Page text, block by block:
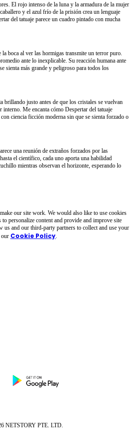
El rojo intenso de la luna y la armadura de la mujer
y el azul frío de la prisión crea un lenguaje
del tatuaje parece un cuadro pintado con mucha
la boca al ver las hormigas transmite un terror puro.
ante lo inexplicable. Su reacción humana ante
sienta más grande y peligroso para todos los
brillando justo antes de que los cristales se vuelvan
interno. Me encanta cómo Despertar del tatuaje
ciencia ficción moderna sin que se sienta forzado o
una reunión de extraños forzados por las
el científico, cada uno aporta una habilidad
mientras observan el horizonte, esperando lo
our site work. We would also like to use cookies
personalize content and provide and improve site
and our third-party partners to collect and use your
our Cookie Policy.
NETSTORY PTE. LTD.